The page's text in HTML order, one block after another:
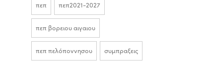
πεπ πεπ2021-2027
πεπ βορειου αιγαιου
πεπ πελόποννησου συμπραξεις